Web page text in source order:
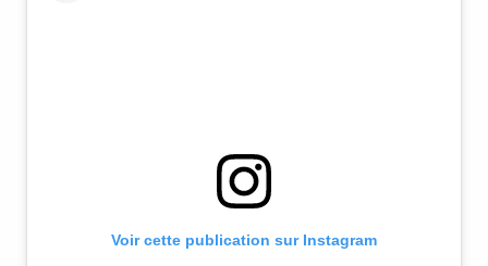
Voir cette publication sur Instagram